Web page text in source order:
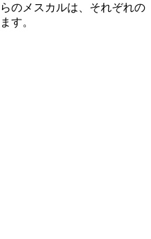
のメスカルは、それぞれの
す。